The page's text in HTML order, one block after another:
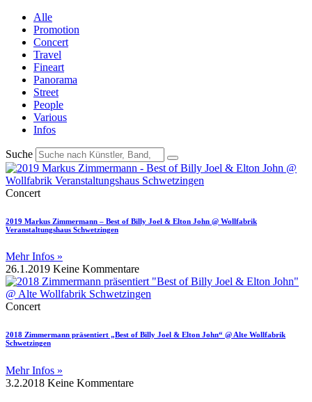
Alle
Promotion
Concert
Travel
Fineart
Panorama
Street
People
Various
Infos
Suche
Concert
2019 Markus Zimmermann – Best of Billy Joel & Elton John @ Wollfabrik
Veranstaltungshaus Schwetzingen
Mehr Infos »
26.1.2019 Keine Kommentare
Concert
2018 Zimmermann präsentiert „Best of Billy Joel & Elton John“ @ Alte Wollfabrik
Schwetzingen
Mehr Infos »
3.2.2018 Keine Kommentare